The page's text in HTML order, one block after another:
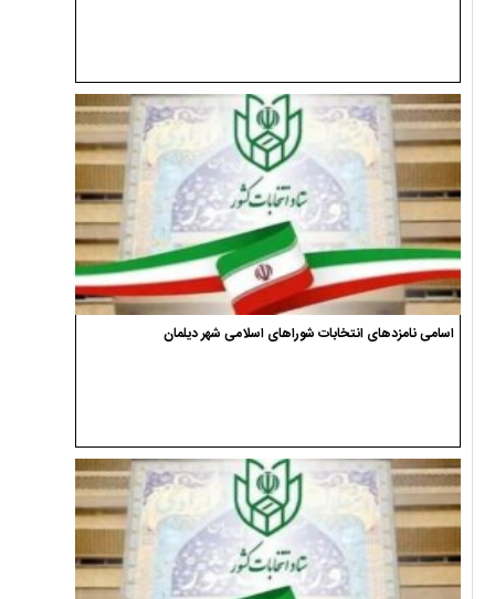
اسامی نامزدهای انتخابات شوراهای اسلامی شهر دیلمان